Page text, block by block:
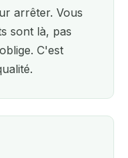
arrêter. Vous
sont là, pas
C'est